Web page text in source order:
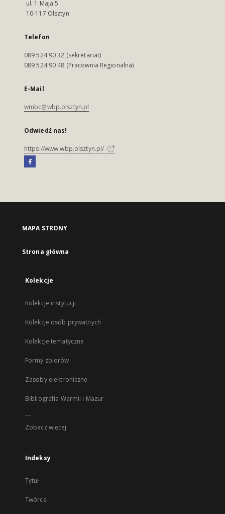
ul. 1 Maja 5
10-117 Olsztyn
Telefon
089 524 90 32 (sekretariat)
089 524 90 48 (Pracownia Regionalna)
E-Mail
wmbc@wbp.olsztyn.pl
Odwiedź nas!
https://www.wbp.olsztyn.pl/
MAPA STRONY
Strona główna
Kolekcje
Kolekcje instytucji
Kolekcje osób prywatnych
Kolekcje tematyczne
Formy zbiorów
Zasoby elektroniczne
Bibliografia Warmii i Mazur
...
Zobacz więcej
Indeksy
Tytuł
Twórca